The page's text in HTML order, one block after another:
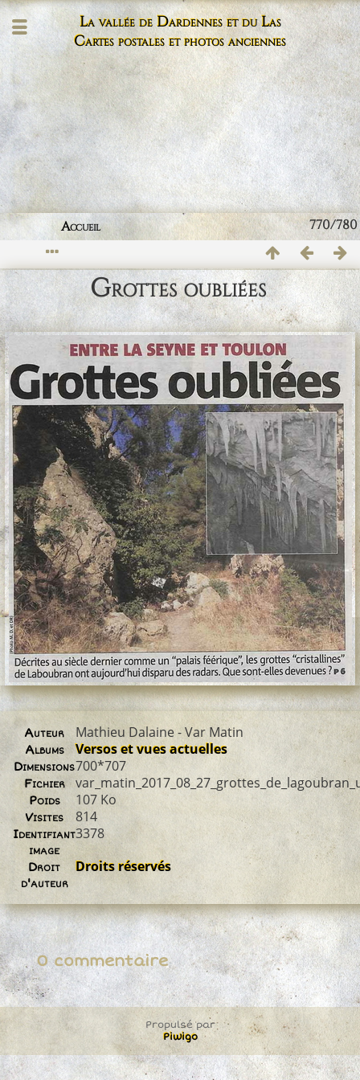
La vallée de Dardennes et du Las
Cartes postales et photos anciennes
770/780
Accueil
Grottes oubliées
Auteur Mathieu Dalaine - Var Matin
Albums Versos et vues actuelles
Dimensions700*707
Fichier
Poids 107 Ko
Visites 814
Identifiant
image
3378
Droit
d'auteur
Droits réservés
0 commentaire
Propulsé par
Piwigo